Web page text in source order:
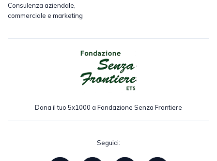
Consulenza aziendale,
commerciale e marketing
Dona il tuo 5x1000 a Fondazione Senza Frontiere
Seguici: